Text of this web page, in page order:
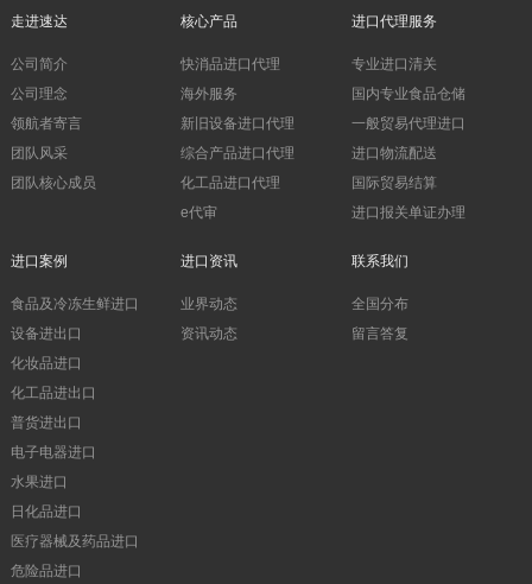
走进速达
公司简介
公司理念
领航者寄言
团队风采
团队核心成员
核心产品
快消品进口代理
海外服务
新旧设备进口代理
综合产品进口代理
化工品进口代理
e代审
进口代理服务
专业进口清关
国内专业食品仓储
一般贸易代理进口
进口物流配送
国际贸易结算
进口报关单证办理
进口案例
食品及冷冻生鲜进口
设备进出口
化妆品进口
化工品进出口
普货进出口
电子电器进口
水果进口
日化品进口
医疗器械及药品进口
危险品进口
进口资讯
业界动态
资讯动态
联系我们
全国分布
留言答复